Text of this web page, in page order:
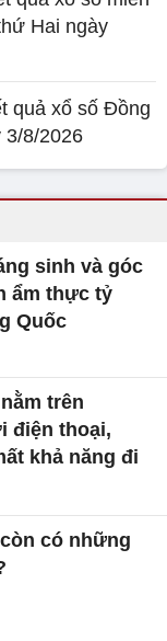
Hai ngày
quả xổ số Đồng
3/8/2026
sinh và góc
ẩm thực tỷ
Quốc
trên
điện thoại,
khả năng đi
có những